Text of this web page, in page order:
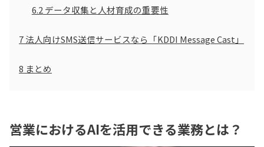
6.2 データ収集と人材育成の重要性
7法人向けSMS送信サービスなら「KDDI Message Cast」
8 まとめ
営業におけるAIを活用できる業務とは？